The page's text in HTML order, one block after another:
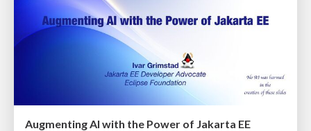
Augmenting AI with the Power of Jakarta EE